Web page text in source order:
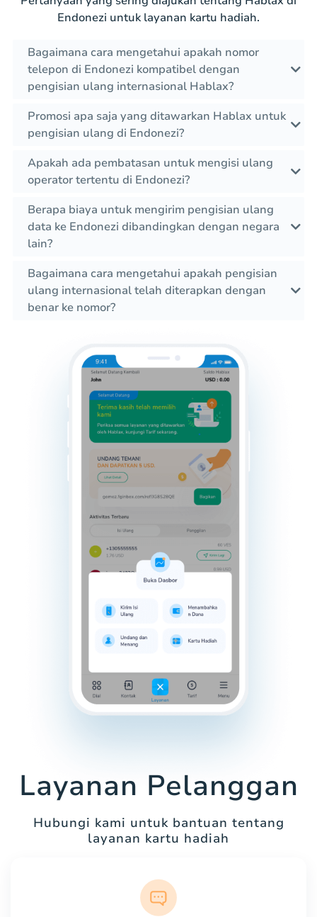
Endonezi untuk layanan kartu hadiah.
Bagaimana cara mengetahui apakah nomor
telepon di Endonezi kompatibel dengan
pengisian ulang internasional Hablax?
Promosi apa saja yang ditawarkan Hablax untuk
pengisian ulang di Endonezi?
Apakah ada pembatasan untuk mengisi ulang
operator tertentu di Endonezi?
Berapa biaya untuk mengirim pengisian ulang
data ke Endonezi dibandingkan dengan negara
lain?
Bagaimana cara mengetahui apakah pengisian
ulang internasional telah diterapkan dengan
benar ke nomor?
Layanan Pelanggan
Hubungi kami untuk bantuan tentang
layanan kartu hadiah